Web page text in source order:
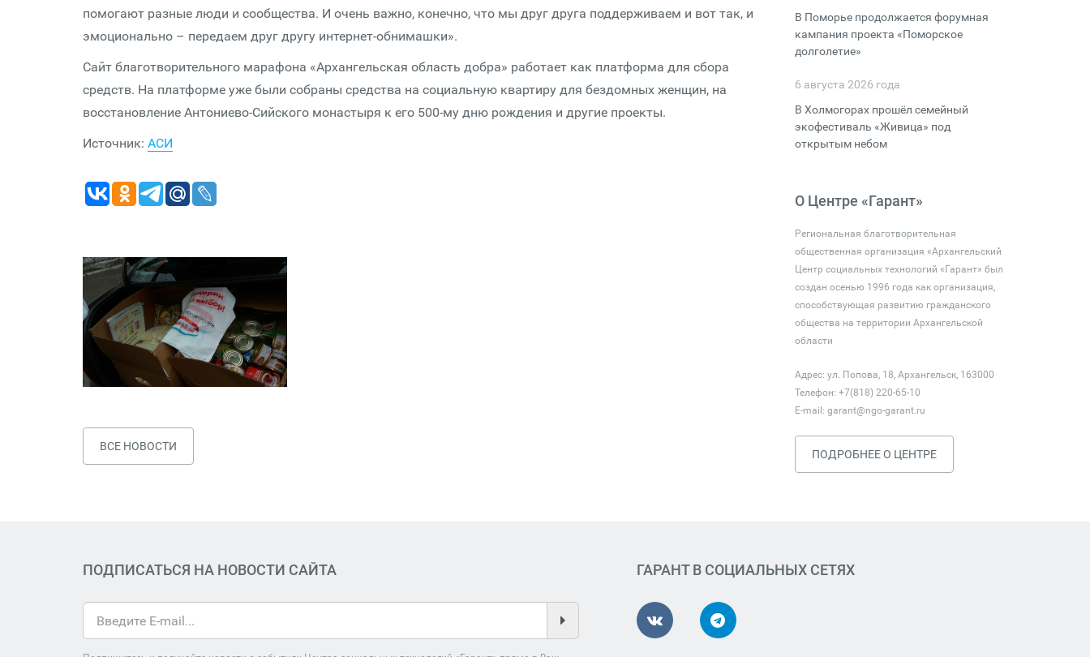
помогают разные люди и сообщества. И очень важно, конечно, что мы друг друга поддерживаем и вот так, и
эмоционально – передаем друг другу интернет-обнимашки».
Сайт благотворительного марафона «Архангельская область добра» работает как платформа для сбора
средств. На платформе уже были собраны средства на социальную квартиру для бездомных женщин, на
восстановление Антониево-Сийского монастыря к его 500-му дню рождения и другие проекты.
Источник: АСИ
ВСЕ НОВОСТИ
В Поморье продолжается форумная
кампания проекта «Поморское
долголетие»
6 августа 2026 года
В Холмогорах прошёл семейный
экофестиваль «Живица» под
открытым небом
О Центре «Гарант»
Региональная благотворительная
общественная организация «Архангельский
Центр социальных технологий «Гарант» был
создан осенью 1996 года как организация,
способствующая развитию гражданского
общества на территории Архангельской
области
Адрес: ул. Попова, 18, Архангельск, 163000
Телефон: +7(818) 220-65-10
E-mail: garant@ngo-garant.ru
ПОДРОБНЕЕ О ЦЕНТРЕ
ПОДПИСАТЬСЯ НА НОВОСТИ САЙТА ГАРАНТ В СОЦИАЛЬНЫХ СЕТЯХ